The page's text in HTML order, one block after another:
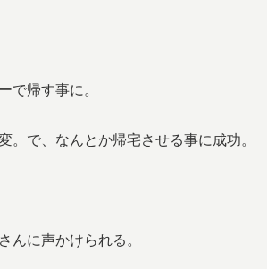
で帰す事に。
で、なんとか帰宅させる事に成功。
んに声かけられる。